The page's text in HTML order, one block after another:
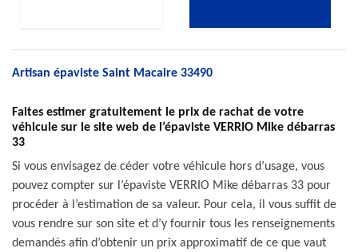
Artisan épaviste Saint Macaire 33490
Faites estimer gratuitement le prix de rachat de votre
véhicule sur le site web de l’épaviste VERRIO Mike débarras
33
Si vous envisagez de céder votre véhicule hors d’usage, vous
pouvez compter sur l’épaviste VERRIO Mike débarras 33 pour
procéder à l’estimation de sa valeur. Pour cela, il vous suffit de
vous rendre sur son site et d’y fournir tous les renseignements
demandés afin d’obtenir un prix approximatif de ce que vaut